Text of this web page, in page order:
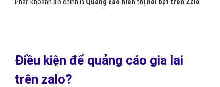
Điều kiện để quảng cáo gia lai
trên zalo?